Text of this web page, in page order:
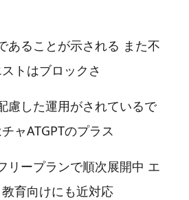
あることが示される また不
トはブロックさ
慮した運用がされているで
ャATGPTのプラス
リープランで順次展開中 エ
育向けにも近対応